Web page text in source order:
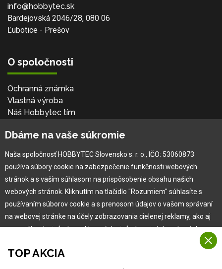
info@hobbytec.sk
Bardejovská 2046/28, 080 06
Ľubotice - Prešov
O spoločnosti
Ochranná známka
Vlastná výroba
Náš Hobbytec tím
Naša história
Pre zákazníka
Garancia najlepšej ceny
Užívateľský manuál
Reklamácia
TOP AKCIA
Dbáme na vaše súkromie
Naša spoločnosť HOBBYTEC Slovensko s. r. o., IČO: 53060873
používa súbory cookie na zabezpečenie funkčnosti webových
stránok a s vaším súhlasom na prispôsobenie obsahu našich
webových stránok. Kliknutím na tlačidlo "Rozumiem" súhlasíte s
používaním súborov cookie a s prenosom údajov o vašom správaní
na webovej stránke na účely zobrazovania cielenej reklamy, ako aj
na sociálnych sieťach a reklamných sieťach na iných webových
Viac informácií